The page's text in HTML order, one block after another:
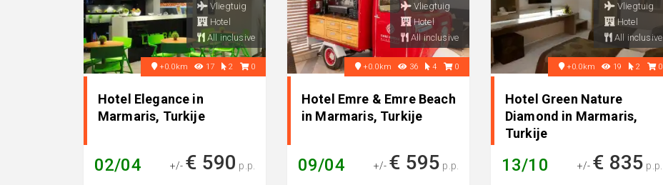
Vliegtuig
Hotel
All inclusive
+0.0km 17 2 0
Hotel Elegance in
Marmaris, Turkije
02/04 +/- € 590 p.p.
Vliegtuig
Hotel
All inclusive
+0.0km 36 4 0
Hotel Emre & Emre Beach
in Marmaris, Turkije
09/04 +/- € 595 p.p.
Vliegtuig
Hotel
All inclusive
+0.0km 19 2 0
Hotel Green Nature
Diamond in Marmaris,
Turkije
13/10 +/- € 835 p.p.